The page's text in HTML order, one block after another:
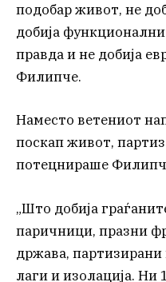
подобар живот, не
добија
правда и не добија
Филипче.
Наместо ветениот
поскап живот,
потецнираше
„Што добија
паричници, празни
држава,
лаги и изолација. Ни